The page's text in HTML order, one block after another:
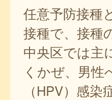
任意予防接種
接種で、接種
中央区では主
くかぜ、男
（HPV）感